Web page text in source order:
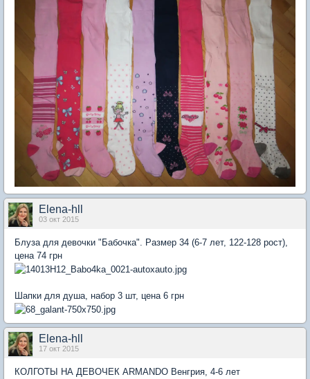
Elena-hll
03 окт 2015
Блуза для девочки "Бабочка". Размер 34 (6-7 лет, 122-128 рост),
цена 74 грн
Шапки для душа, набор 3 шт, цена 6 грн
Elena-hll
17 окт 2015
КОЛГОТЫ НА ДЕВОЧЕК ARMANDO Венгрия, 4-6 лет